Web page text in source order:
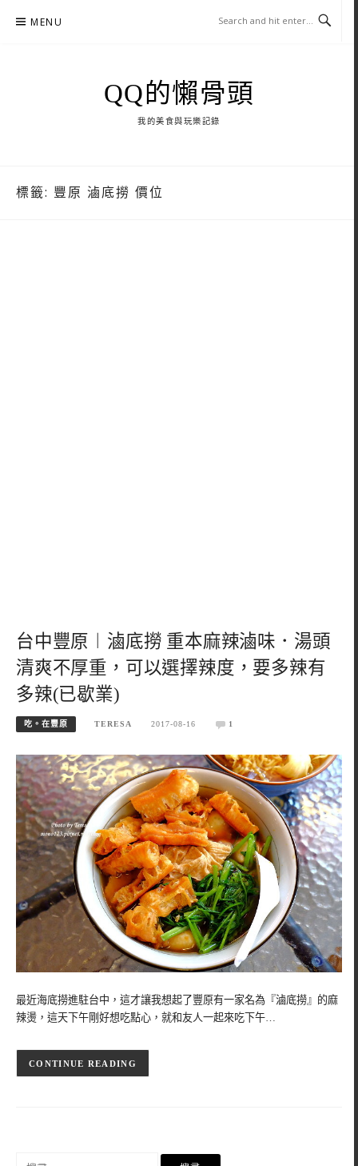
MENU
QQ的懶骨頭
我的美食與玩樂記錄
標籤: 豐原 滷底撈 價位
台中豐原︱滷底撈 重本麻辣滷味．湯頭
清爽不厚重，可以選擇辣度，要多辣有
多辣(已歇業)
吃。在豐原 TERESA 2017-08-16 1
最近海底撈進駐台中，這才讓我想起了豐原有一家名為『滷底撈』的麻
辣燙，這天下午剛好想吃點心，就和友人一起來吃下午…
CONTINUE READING